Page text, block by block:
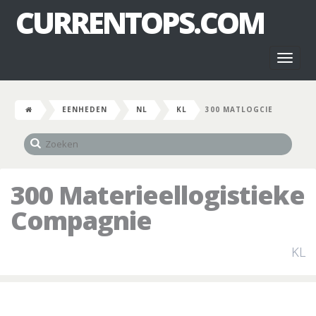
CURRENTOPS.COM
EENHEDEN NL KL 300 MATLOGCIE
300 Materieellogistieke
Compagnie
KL